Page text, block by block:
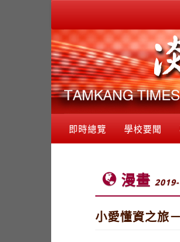
即時總覽 學校要聞
漫畫
小愛懂資之旅